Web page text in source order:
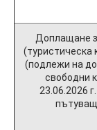
Доплащане
(туристическа
(подлежи на
свободни
23.06.2026
пътуващ